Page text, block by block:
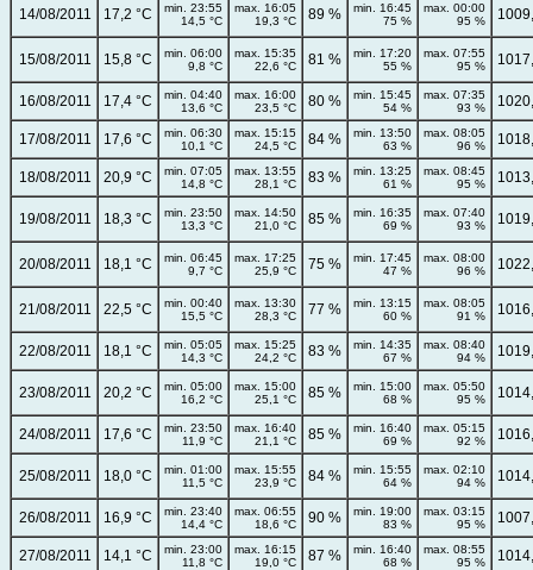
14/08/2011 17,2 °C
min. 23:55
14,5 °C
max. 16:05
19,3 °C
89 %
min. 16:45
75 %
max. 00:00
95 %
15/08/2011 15,8 °C
min. 06:00
9,8 °C
max. 15:35
22,6 °C
81 %
min. 17:20
55 %
max. 07:55
95 %
16/08/2011 17,4 °C
min. 04:40
13,6 °C
max. 16:00
23,5 °C
80 %
min. 15:45
54 %
max. 07:35
93 %
17/08/2011 17,6 °C
min. 06:30
10,1 °C
max. 15:15
24,5 °C
84 %
min. 13:50
63 %
max. 08:05
96 %
18/08/2011 20,9 °C
min. 07:05
14,8 °C
max. 13:55
28,1 °C
83 %
min. 13:25
61 %
max. 08:45
95 %
19/08/2011 18,3 °C
min. 23:50
13,3 °C
max. 14:50
21,0 °C
85 %
min. 16:35
69 %
max. 07:40
93 %
20/08/2011 18,1 °C
min. 06:45
9,7 °C
max. 17:25
25,9 °C
75 %
min. 17:45
47 %
max. 08:00
96 %
21/08/2011 22,5 °C
min. 00:40
15,5 °C
max. 13:30
28,3 °C
77 %
min. 13:15
60 %
max. 08:05
91 %
22/08/2011 18,1 °C
min. 05:05
14,3 °C
max. 15:25
24,2 °C
83 %
min. 14:35
67 %
max. 08:40
94 %
23/08/2011 20,2 °C
min. 05:00
16,2 °C
max. 15:00
25,1 °C
85 %
min. 15:00
68 %
max. 05:50
95 %
24/08/2011 17,6 °C
min. 23:50
11,9 °C
max. 16:40
21,1 °C
85 %
min. 16:40
69 %
max. 05:15
92 %
25/08/2011 18,0 °C
min. 01:00
11,5 °C
max. 15:55
23,9 °C
84 %
min. 15:55
64 %
max. 02:10
94 %
26/08/2011 16,9 °C
min. 23:40
14,4 °C
max. 06:55
18,6 °C
90 %
min. 19:00
83 %
max. 03:15
95 %
27/08/2011 14,1 °C
min. 23:00
11,8 °C
max. 16:15
19,0 °C
87 %
min. 16:40
68 %
max. 08:55
95 %